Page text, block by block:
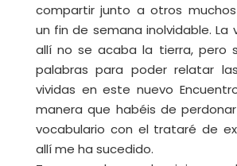
compartir junto a otros
un fin de semana inolvidable. La
allí no se acaba la tierra, pero
palabras para poder relatar
vividas en este nuevo
manera que habéis de
vocabulario con el trataré de
allí me ha sucedido.